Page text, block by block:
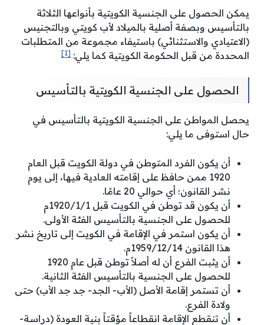
يمكن الحصول على الجنسية الكويتية بأنواعها الثلاثة
بالتأسيس وبصفة أصلية بالميلاد لأب كويتي وبالتجنيس
(الاعتيادي والاستثنائي) باستيفاء مجموعة من المتطلبات
المحددة من قبل الحكومة الكويتية كما يلي: [1]
الحصول على الجنسية الكويتية بالتأسيس
يحصل المواطن على الجنسية الكويتية بالتأسيس في
حال استوفى ما يلي:
أن يكون الفرد المتوطن في دولة الكويت قبل العام
1920 ممن حافظ على إقامته العادية فيها، إلى يوم
نشر القانون؛ أي حوالي 20 عامًا.
أن يكون قد توطن في الكويت قبل 1920/1/1م
للحصول على الجنسية بالتأسيس الفئة الأولى.
أن يكون استمر في الإقامة في الكويت إلى تاريخ نشر
هذا القانون 1959/12/14م.
أن يثبت الفرع أن له أصلاً توطن قبل عام 1920
للحصول على الجنسية بالتأسيس الفئة الثانية.
أن تستمر إقامة الأصل (الأب- الجد- جد جد الأب) حتى
ولادة الفرع.
أن تنقطع الإقامة انقطاعاً مؤقتاً بنية العودة (دراسة-